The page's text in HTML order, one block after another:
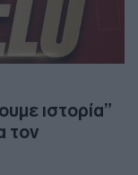
ιστορία”
τον